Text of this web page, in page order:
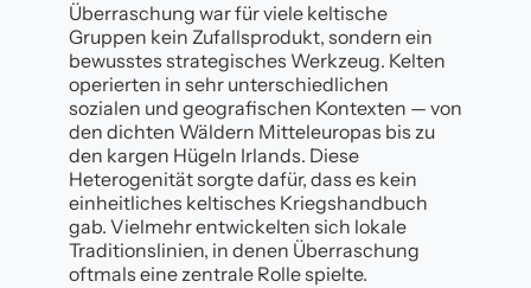
Überraschung war für viele keltische
Gruppen kein Zufallsprodukt, sondern ein
bewusstes strategisches Werkzeug. Kelten
operierten in sehr unterschiedlichen
sozialen und geografischen Kontexten — von
den dichten Wäldern Mitteleuropas bis zu
den kargen Hügeln Irlands. Diese
Heterogenität sorgte dafür, dass es kein
einheitliches keltisches Kriegshandbuch
gab. Vielmehr entwickelten sich lokale
Traditionslinien, in denen Überraschung
oftmals eine zentrale Rolle spielte.